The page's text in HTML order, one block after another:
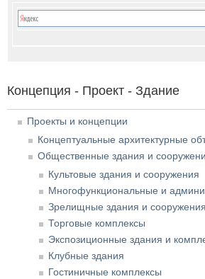
Концепция - Проект - Здание
Проекты и концепции
Концептуальные архитектурные
Общественные здания и
Культовые здания и сооружения
Многофункциональные и
Зрелищные здания и сооружения
Торговые комплексы
Экспозиционные здания и
Клубные здания
Гостиничные комплексы